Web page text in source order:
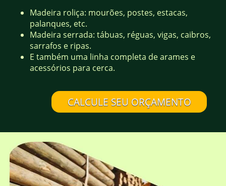
Madeira roliça: mourões, postes, estacas,
palanques, etc.
Madeira serrada: tábuas, réguas, vigas, caibros,
sarrafos e ripas.
E também uma linha completa de arames e
acessórios para cerca.
CALCULE SEU ORÇAMENTO